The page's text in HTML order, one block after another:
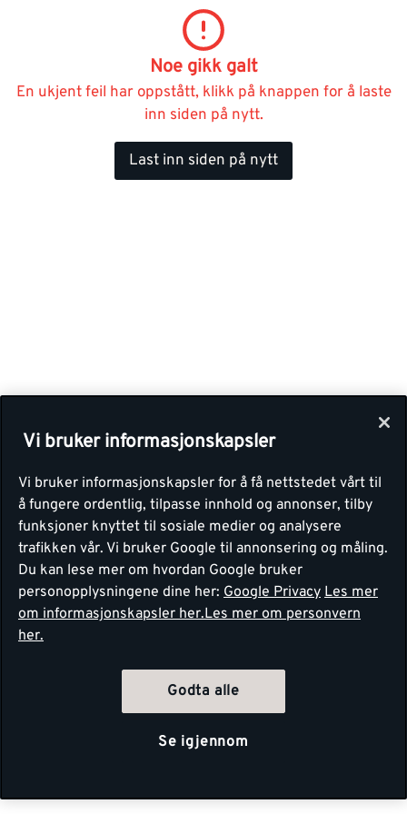
Noe gikk galt
En ukjent feil har oppstått, klikk på knappen for å laste
inn siden på nytt.
Last inn siden på nytt
Vi bruker informasjonskapsler
Vi bruker informasjonskapsler for å få nettstedet vårt til
å fungere ordentlig, tilpasse innhold og annonser, tilby
funksjoner knyttet til sosiale medier og analysere
trafikken vår. Vi bruker Google til annonsering og måling.
Du kan lese mer om hvordan Google bruker
personopplysningene dine her: Google Privacy Les mer
om informasjonskapsler her.Les mer om personvern
her.
Godta alle
Se igjennom